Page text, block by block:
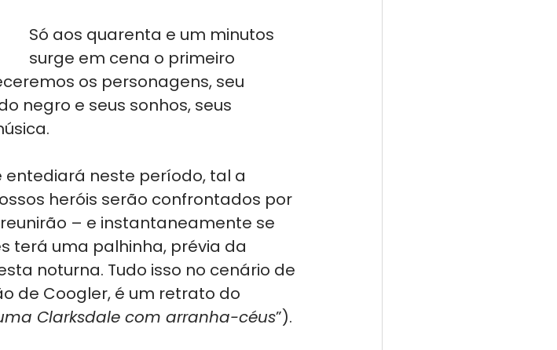
Só aos quarenta e um minutos
surge em cena o primeiro
os personagens, seu
negro e seus sonhos, seus
entediará neste período, tal a
heróis serão confrontados por
– e instantaneamente se
terá uma palhinha, prévia da
noturna. Tudo isso no cenário de
de Coogler, é um retrato do
Clarksdale com arranha-céus”).